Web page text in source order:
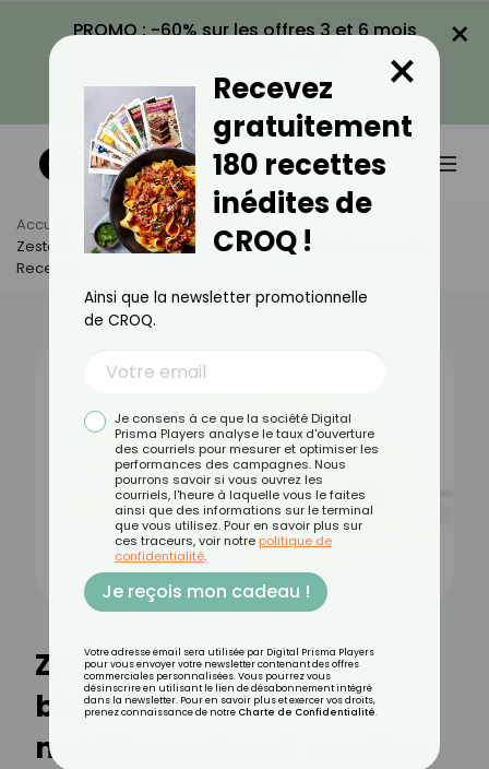
PROMO : -60% sur les offres 3 et 6 mois
VOIR LA PROMO
×
Accueil Actus
Alimentation
Zeste De Citron Jaune : Bienfaits, Valeurs Nutritionnelles Et
Recettes
Zeste de citron jaune :
bienfaits, valeurs
nutritionnelles et recettes
Recevez
gratuitement
180 recettes
inédites de
CROQ !
×
Ainsi que la newsletter promotionnelle
de CROQ.
Je consens à ce que la société Digital
Prisma Players analyse le taux d'ouverture
des courriels pour mesurer et optimiser les
performances des campagnes. Nous
pourrons savoir si vous ouvrez les
courriels, l'heure à laquelle vous le faites
ainsi que des informations sur le terminal
que vous utilisez. Pour en savoir plus sur
ces traceurs, voir notre politique de
confidentialité.
Je reçois mon cadeau !
Votre adresse email sera utilisée par Digital Prisma Players
pour vous envoyer votre newsletter contenant des offres
commerciales personnalisées. Vous pourrez vous
désinscrire en utilisant le lien de désabonnement intégré
dans la newsletter. Pour en savoir plus et exercer vos droits,
prenez connaissance de notre Charte de Confidentialité.